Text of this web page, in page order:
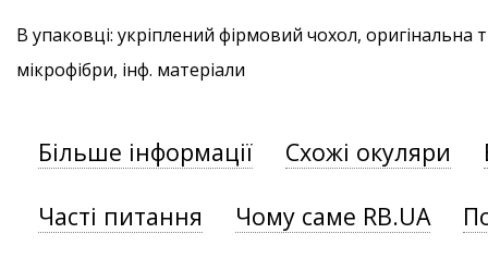
В упаковці: укріплений фірмовий чохол, оригінальна
мікрофібри, інф. матеріали
Більше інформації Схожі окуляри
Часті питання Чому саме RB.UA